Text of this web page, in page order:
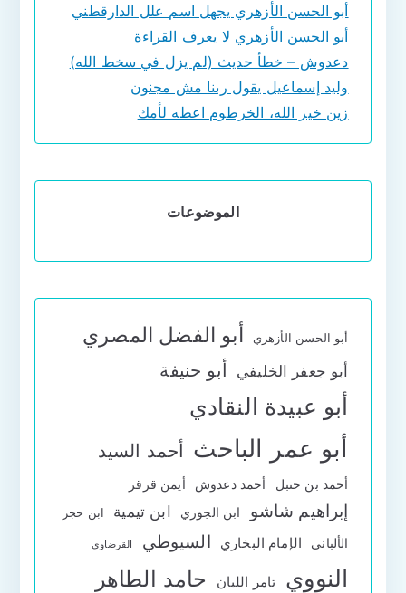
أبو الحسن الأزهري يجهل اسم علل الدارقطني
أبو الحسن الأزهري لا يعرف القراءة
دعدوش – خطأ حديث (لم يزل في سخط الله)
وليد إسماعيل يقول ربنا مش مجنون
زين خير الله، الخرطوم اعطه لأمك
الموضوعات
أبو الحسن الأزهري أبو الفضل المصري
أبو جعفر الخليفي أبو حنيفة
أبو عبيدة النقادي
أبو عمر الباحث أحمد السيد
أحمد بن حنبل أحمد دعدوش أيمن قرقر
إبراهيم شاشو ابن الجوزي ابن تيمية ابن حجر
الألباني الإمام البخاري السيوطي القرضاوي
النووي تامر اللبان حامد الطاهر